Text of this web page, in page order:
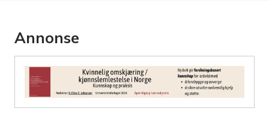
Annonse